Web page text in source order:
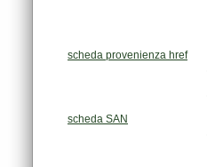
scheda provenienza href
scheda SAN